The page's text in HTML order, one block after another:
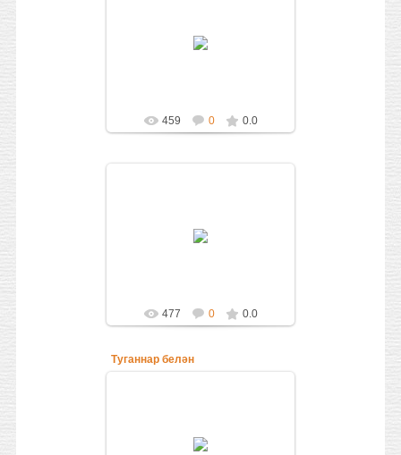
459 0 0.0
477 0 0.0
Туганнар белән